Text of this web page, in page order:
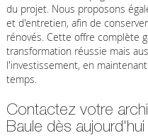
du projet. Nous proposons
et d'entretien, afin de
rénovés. Cette offre complète
transformation réussie mais
l'investissement, en
temps.
Contactez votre
Baule dès aujourd'hui